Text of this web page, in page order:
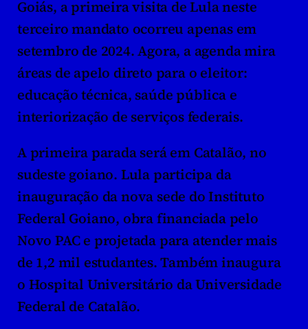
Goiás, a primeira visita de Lula neste
terceiro mandato ocorreu apenas em
setembro de 2024. Agora, a agenda mira
áreas de apelo direto para o eleitor:
educação técnica, saúde pública e
interiorização de serviços federais.
A primeira parada será em Catalão, no
sudeste goiano. Lula participa da
inauguração da nova sede do Instituto
Federal Goiano, obra financiada pelo
Novo PAC e projetada para atender mais
de 1,2 mil estudantes. Também inaugura
o Hospital Universitário da Universidade
Federal de Catalão.